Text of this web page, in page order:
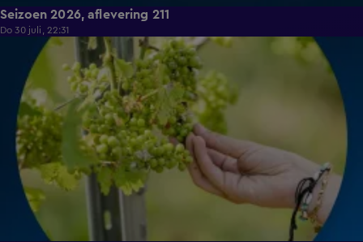
Seizoen 2026, aflevering 211
Do 30 juli, 22:31